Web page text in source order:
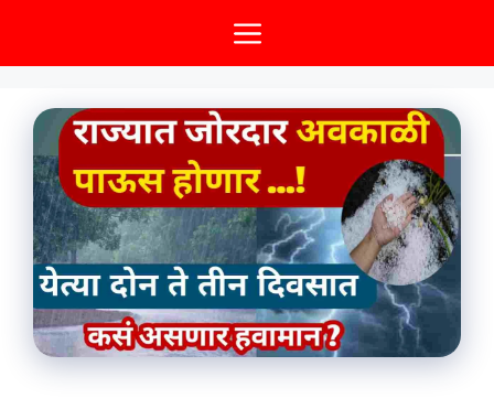
to
content
Menu